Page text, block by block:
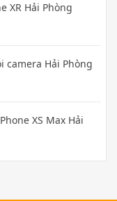
XR Hải Phòng
camera Hải Phòng
XS Max Hải